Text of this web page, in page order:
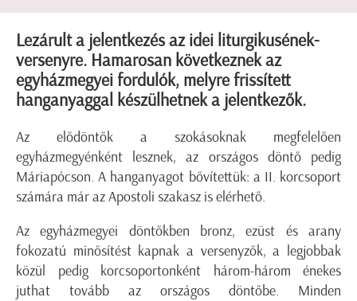
Lezárult a jelentkezés az idei liturgikusének-
versenyre. Hamarosan következnek az
egyházmegyei fordulók, melyre frissített
hanganyaggal készülhetnek a jelentkezők.
Az elődöntők a szokásoknak megfelelően
egyházmegyénként lesznek, az országos döntő pedig
Máriapócson. A hanganyagot bővítettük: a II. korcsoport
számára már az Apostoli szakasz is elérhető.
Az egyházmegyei döntőkben bronz, ezüst és arany
fokozatú minősítést kapnak a versenyzők, a legjobbak
közül pedig korcsoportonként három-három énekes
juthat tovább az országos döntőbe. Minden